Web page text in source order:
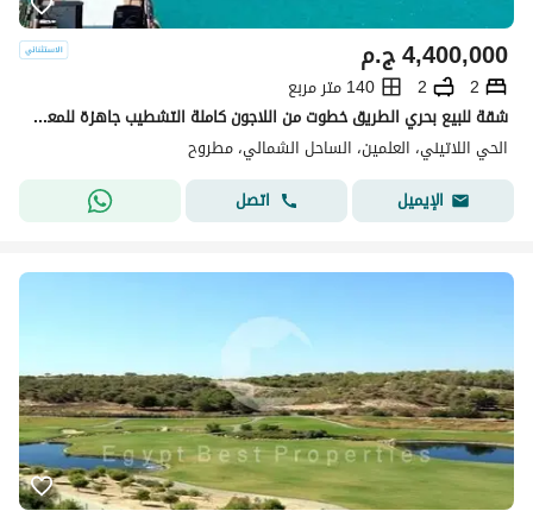
ج.م4,400,000
2
2
140 متر مربع
شقة للبيع بحري الطريق خطوت من اللاجون كاملة التشطيب جاهزة للمعاينة في الحي اللاتيني بمدينة العلمين الجديدة الساحل الشمالي latin district
الحي اللاتيني، العلمين، الساحل الشمالي، مطروح
الإيميل
اتصل